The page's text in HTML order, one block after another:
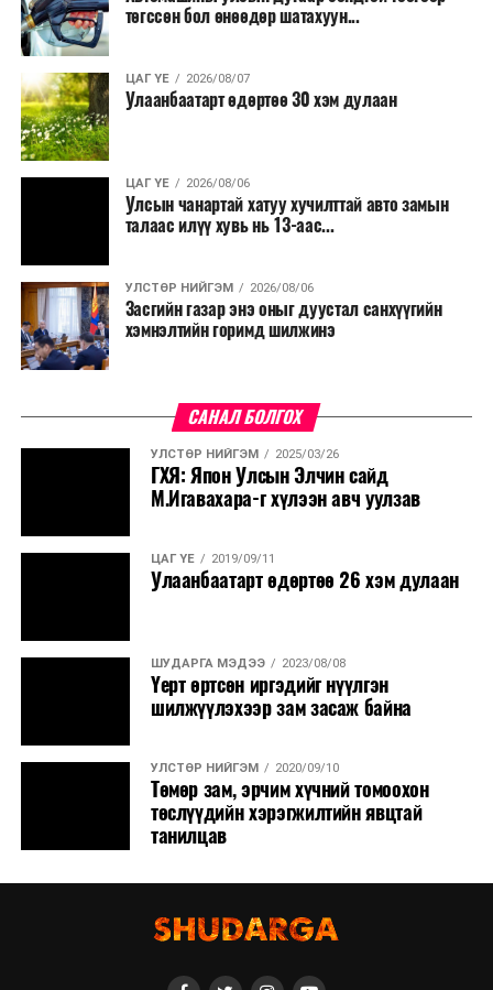
төгссөн бол өнөөдөр шатахуун...
ЦАГ ҮЕ 2026/08/07
Улаанбаатарт өдөртөө 30 хэм дулаан
ЦАГ ҮЕ 2026/08/06
Улсын чанартай хатуу хучилттай авто замын
талаас илүү хувь нь 13-аас...
УЛСТӨР НИЙГЭМ 2026/08/06
Засгийн газар энэ оныг дуустал санхүүгийн
хэмнэлтийн горимд шилжинэ
САНАЛ БОЛГОХ
УЛСТӨР НИЙГЭМ 2025/03/26
ГХЯ: Япон Улсын Элчин сайд
М.Игавахара-г хүлээн авч уулзав
ЦАГ ҮЕ 2019/09/11
Улаанбаатарт өдөртөө 26 хэм дулаан
ШУДАРГА МЭДЭЭ 2023/08/08
Үерт өртсөн иргэдийг нүүлгэн
шилжүүлэхээр зам засаж байна
УЛСТӨР НИЙГЭМ 2020/09/10
Төмөр зам, эрчим хүчний томоохон
төслүүдийн хэрэгжилтийн явцтай
танилцав